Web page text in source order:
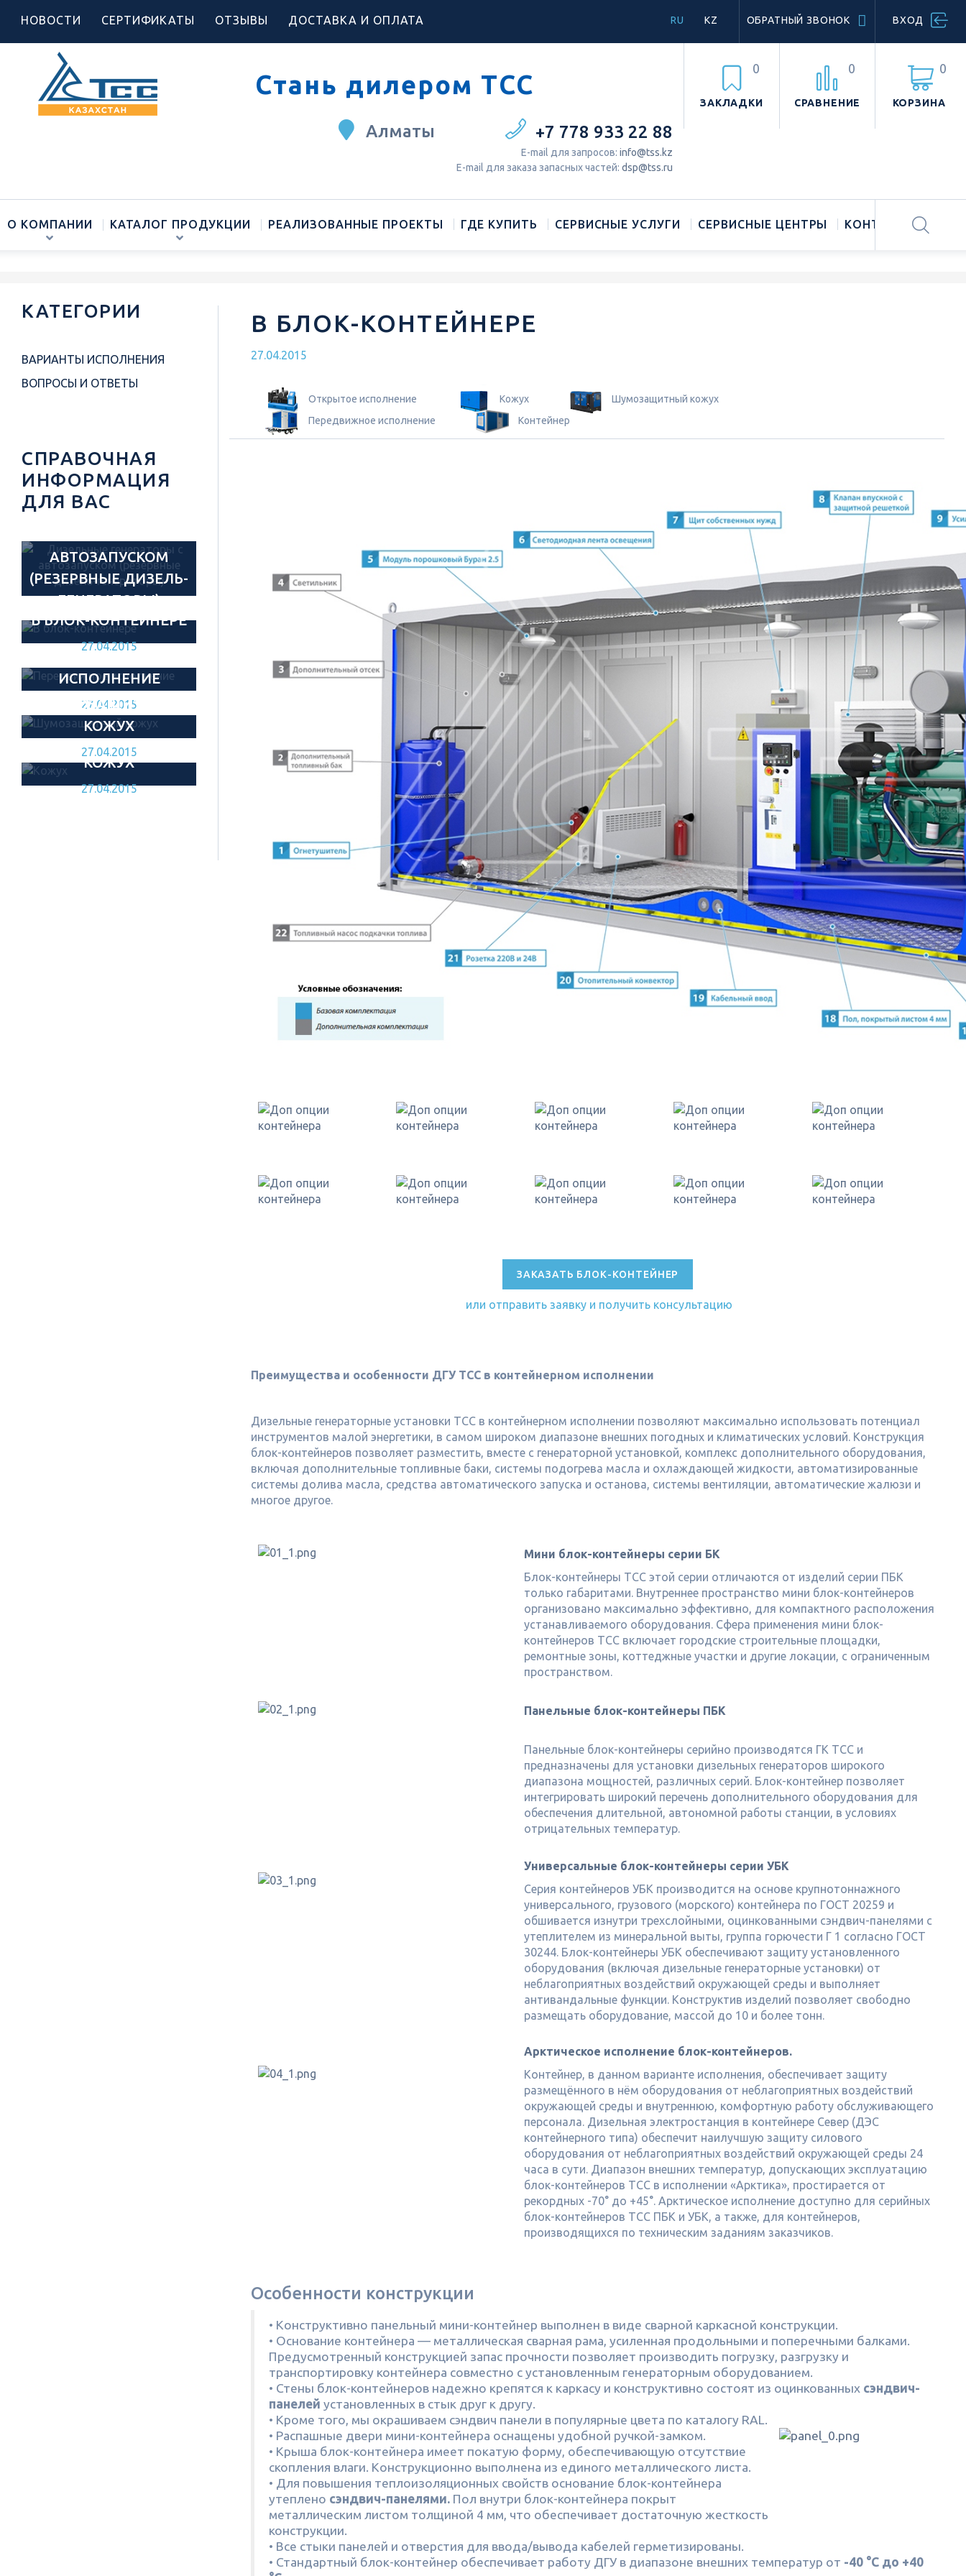
НОВОСТИ СЕРТИФИКАТЫ ОТЗЫВЫ ДОСТАВКА И ОПЛАТА ВХОД
ОБРАТНЫЙ ЗВОНОК
RU KZ
Стань дилером ТСС
КОРЗИНА
0
ЗАКЛАДКИ
0
СРАВНЕНИЕ
0
+7 778 933 22 88
Е-mail для запросов: info@tss.kz
Е-mail для заказа запасных частей: dsp@tss.ru
Алматы
О КОМПАНИИ КАТАЛОГ ПРОДУКЦИИ РЕАЛИЗОВАННЫЕ ПРОЕКТЫ ГДЕ КУПИТЬ СЕРВИСНЫЕ УСЛУГИ СЕРВИСНЫЕ ЦЕНТРЫ КОНТАКТЫ
В БЛОК-КОНТЕЙНЕРЕ
27.04.2015
Открытое исполнение Кожух
Шумозащитный кожух
Передвижное исполнение
Контейнер
ЗАКАЗАТЬ БЛОК-КОНТЕЙНЕР
или отправить заявку и получить консультацию
Преимущества и особенности ДГУ ТСС в контейнерном исполнении
Дизельные генераторные установки ТСС в контейнерном исполнении позволяют максимально использовать потенциал
инструментов малой энергетики, в самом широком диапазоне внешних погодных и климатических условий. Конструкция
блок-контейнеров позволяет разместить, вместе с генераторной установкой, комплекс дополнительного оборудования,
включая дополнительные топливные баки, системы подогрева масла и охлаждающей жидкости, автоматизированные
системы долива масла, средства автоматического запуска и останова, системы вентиляции, автоматические жалюзи и
многое другое.
Мини блок-контейнеры серии БК
Блок-контейнеры ТСС этой серии отличаются от изделий серии ПБК
только габаритами. Внутреннее пространство мини блок-контейнеров
организовано максимально эффективно, для компактного расположения
устанавливаемого оборудования. Сфера применения мини блок-
контейнеров ТСС включает городские строительные площадки,
ремонтные зоны, коттеджные участки и другие локации, с ограниченным
пространством.
Панельные блок-контейнеры ПБК
Панельные блок-контейнеры серийно производятся ГК ТСС и
предназначены для установки дизельных генераторов широкого
диапазона мощностей, различных серий. Блок-контейнер позволяет
интегрировать широкий перечень дополнительного оборудования для
обеспечения длительной, автономной работы станции, в условиях
отрицательных температур.
Универсальные блок-контейнеры серии УБК
Серия контейнеров УБК производится на основе крупнотоннажного
универсального, грузового (морского) контейнера по ГОСТ 20259 и
обшивается изнутри трехслойными, оцинкованными сэндвич-панелями с
утеплителем из минеральной выты, группа горючести Г 1 согласно ГОСТ
30244. Блок-контейнеры УБК обеспечивают защиту установленного
оборудования (включая дизельные генераторные установки) от
неблагоприятных воздействий окружающей среды и выполняет
антивандальные функции. Конструктив изделий позволяет свободно
размещать оборудование, массой до 10 и более тонн.
Арктическое исполнение блок-контейнеров.
Контейнер, в данном варианте исполнения, обеспечивает защиту
размещённого в нём оборудования от неблагоприятных воздействий
окружающей среды и внутреннюю, комфортную работу обслуживающего
персонала. Дизельная электростанция в контейнере Север (ДЭС
контейнерного типа) обеспечит наилучшую защиту силового
оборудования от неблагоприятных воздействий окружающей среды 24
часа в сути. Диапазон внешних температур, допускающих эксплуатацию
блок-контейнеров ТСС в исполнении «Арктика», простирается от
рекордных -70° до +45°. Арктическое исполнение доступно для серийных
блок-контейнеров ТСС ПБК и УБК, а также, для контейнеров,
производящихся по техническим заданиям заказчиков.
Особенности конструкции
• Конструктивно панельный мини-контейнер выполнен в виде сварной каркасной конструкции.
• Основание контейнера — металлическая сварная рама, усиленная продольными и поперечными балками.
Предусмотренный конструкцией запас прочности позволяет производить погрузку, разгрузку и
транспортировку контейнера совместно с установленным генераторным оборудованием.
• Стены блок-контейнеров надежно крепятся к каркасу и конструктивно состоят из оцинкованных сэндвич-
панелей установленных в стык друг к другу.
• Кроме того, мы окрашиваем сэндвич панели в популярные цвета по каталогу RAL.
• Распашные двери мини-контейнера оснащены удобной ручкой-замком.
• Крыша блок-контейнера имеет покатую форму, обеспечивающую отсутствие
скопления влаги. Конструкционно выполнена из единого металлического листа.
• Для повышения теплоизоляционных свойств основание блок-контейнера
утеплено сэндвич-панелями. Пол внутри блок-контейнера покрыт
металлическим листом толщиной 4 мм, что обеспечивает достаточную жесткость
конструкции.
• Все стыки панелей и отверстия для ввода/вывода кабелей герметизированы.
• Стандартный блок-контейнер обеспечивает работу ДГУ в диапазоне внешних температур от -40 °С до +40
КАТЕГОРИИ
ВАРИАНТЫ ИСПОЛНЕНИЯ
ВОПРОСЫ И ОТВЕТЫ
СПРАВОЧНАЯ
ИНФОРМАЦИЯ
ДЛЯ ВАС
ДИЗЕЛЬНЫЕ
АВТОЗАПУСКОМ
(РЕЗЕРВНЫЕ ДИЗЕЛЬ-
ГЕНЕРАТОРЫ)
05.06.2015
В БЛОК-КОНТЕЙНЕРЕ
27.04.2015
ИСПОЛНЕНИЕ
27.04.2015
ШУМОЗАЩИТНЫЙ
КОЖУХ
27.04.2015
КОЖУХ
27.04.2015